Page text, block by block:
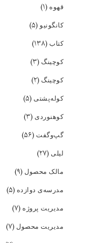
قهوه (۱)
کانگونیو(۵)
کتاب (۱۳۸)
کوچینگ (۳)
کوچینگ (۲)
کوله‌پشتی (۵)
کوهنوردی (۳)
گپ‌و‌گفت (۵۶)
لیلی (۲۷)
مالک محصول (۹)
مدرسه‌ی دوازده (۵)
مدیریت پروژه (۷)
مدیریت محصول (۷)